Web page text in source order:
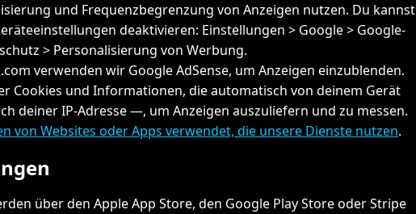
und Frequenzbegrenzung von Anzeigen nutzen. Du kannst
deaktivieren: Einstellungen > Google > Google-
> Personalisierung von Werbung.
verwenden wir Google AdSense, um Anzeigen einzublenden.
Cookies und Informationen, die automatisch von deinem Gerät
deiner IP-Adresse —, um Anzeigen auszuliefern und zu messen.
von Websites oder Apps verwendet, die unsere Dienste nutzen.
über den Apple App Store, den Google Play Store oder Stripe